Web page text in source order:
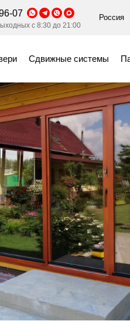
07
с 8:30 до 21:00
Россия
Сдвижные системы